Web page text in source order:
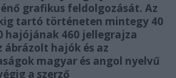
grafikus feldolgozását. Az
tartó történeten mintegy 40
hajójának 460 jellegrajza
ábrázolt hajók és az
magyar és angol nyelvű
a szerző